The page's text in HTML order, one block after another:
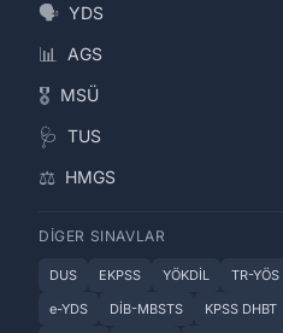
🗣️ YDS
📊 AGS
🎖️ MSÜ
🩺 TUS
⚖️ HMGS
DIGER SINAVLAR
DUS EKPSS YÖKDİL TR-YÖS
e-YDS
DİB-MBSTS KPSS DHBT